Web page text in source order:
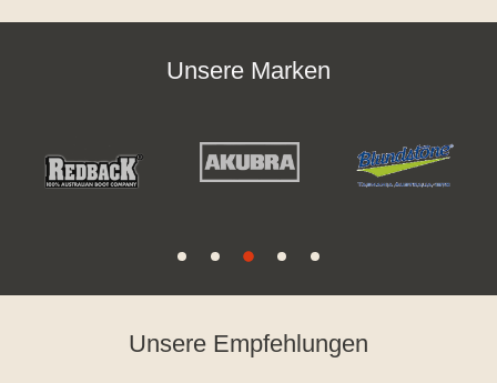
Unsere Marken
Unsere Empfehlungen